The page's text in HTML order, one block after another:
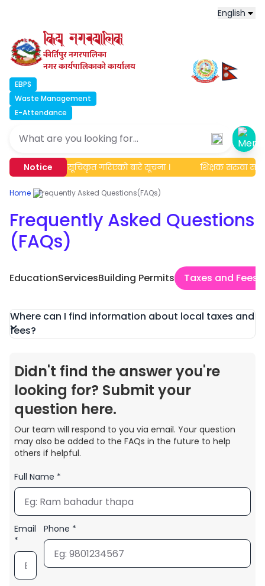
English
कीर्तिपुर नगरपालिका
नगर कार्यपालिकाको कार्यालय
EBPS
Waste Management
E-Attendance
Notice
अद्यावधिक एवं सूचिकृत गरिएको बारे सूचना । शिक्षक सरुवा
Home Frequently Asked Questions(FAQs)
Frequently Asked Questions
(FAQs)
Where can I find information about local taxes and
fees?
Didn't find the answer you're
looking for? Submit your
question here.
Our team will respond to you via email. Your question
may also be added to the FAQs in the future to help
others if helpful.
Full Name *
Email
*
Phone *
EducationServicesBuilding Permits Taxes and Fees